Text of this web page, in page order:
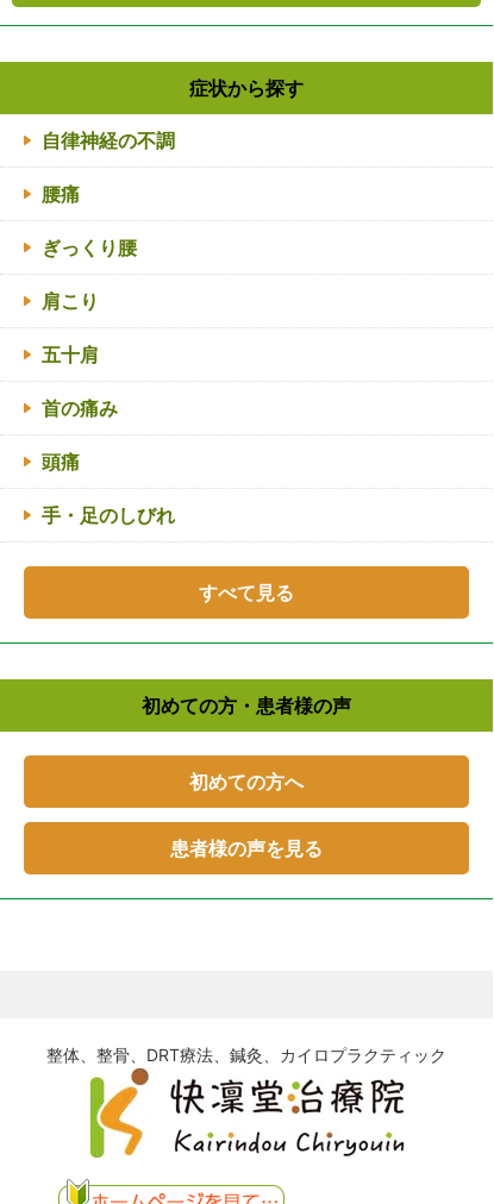
症状から探す
自律神経の不調
腰痛
ぎっくり腰
肩こり
五十肩
首の痛み
頭痛
手・足のしびれ
すべて見る
初めての方・患者様の声
初めての方へ
患者様の声を見る
整体、整骨、DRT療法、鍼灸、カイロプラクティック